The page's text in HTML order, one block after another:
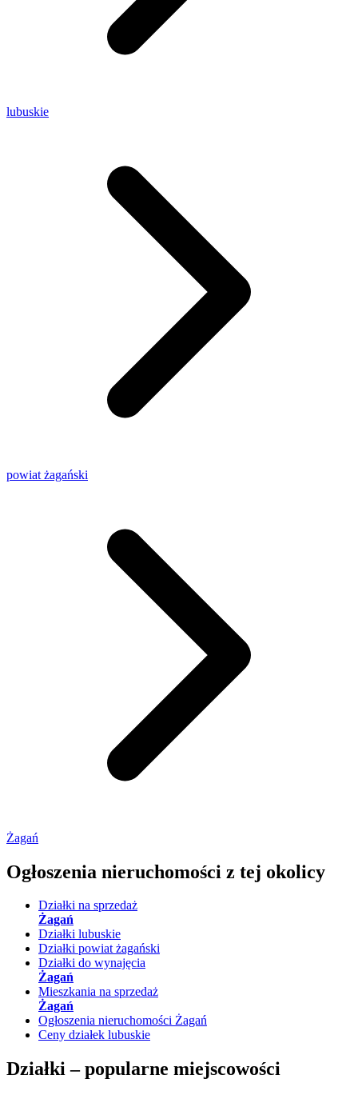
lubuskie
powiat żagański
Żagań
Ogłoszenia nieruchomości z tej okolicy
Działki na sprzedaż
Żagań
Działki lubuskie
Działki powiat żagański
Działki do wynajęcia
Żagań
Mieszkania na sprzedaż
Żagań
Ogłoszenia nieruchomości Żagań
Ceny działek lubuskie
Działki –popularne miejscowości